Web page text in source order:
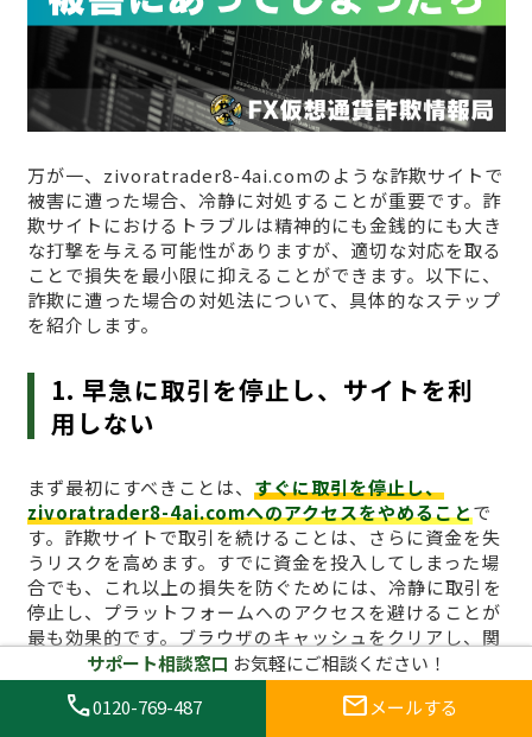
万が一、zivoratrader8-4ai.comのような詐欺サイトで
被害に遭った場合、冷静に対処することが重要です。詐
欺サイトにおけるトラブルは精神的にも金銭的にも大き
な打撃を与える可能性がありますが、適切な対応を取る
ことで損失を最小限に抑えることができます。以下に、
詐欺に遭った場合の対処法について、具体的なステップ
を紹介します。
1. 早急に取引を停止し、サイトを利
用しない
まず最初にすべきことは、 すぐに取引を停止し、
zivoratrader8-4ai.comへのアクセスをやめることで
す。詐欺サイトで取引を続けることは、さらに資金を失
うリスクを高めます。すでに資金を投入してしまった場
合でも、これ以上の損失を防ぐためには、冷静に取引を
停止し、プラットフォームへのアクセスを避けることが
最も効果的です。ブラウザのキャッシュをクリアし、関
連するログイン情報も削除しておくとより安全です。
2. 証拠を集める
サポート相談窓口 お気軽にご相談ください！
call0120-769-487 mail メールする